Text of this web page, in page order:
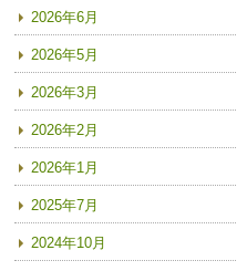
2026年6月
2026年5月
2026年3月
2026年2月
2026年1月
2025年7月
2024年10月